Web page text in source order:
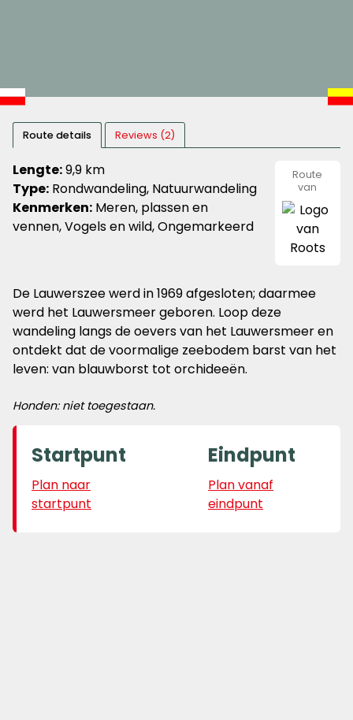
Route details Reviews (2)
Lengte:9,9 km
Type: Rondwandeling, Natuurwandeling
Kenmerken: Meren, plassen en
vennen, Vogels en wild, Ongemarkeerd
Route
van
De Lauwerszee werd in 1969 afgesloten; daarmee
werd het Lauwersmeer geboren. Loop deze
wandeling langs de oevers van het Lauwersmeer en
ontdekt dat de voormalige zeebodem barst van het
leven: van blauwborst tot orchideeën.
Honden: niet toegestaan.
Startpunt
Plan naar
startpunt
Eindpunt
Plan vanaf
eindpunt